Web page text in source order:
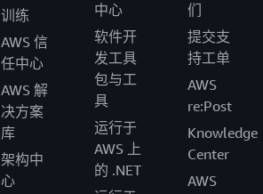
训练
AWS 信
任中心
AWS 解
决方案
库
架构中
心
中心
软件开
发工具
包与工
具
运行于
AWS 上
的 .NET
们
提交支
持工单
AWS
re:Post
Knowledge
Center
AWS